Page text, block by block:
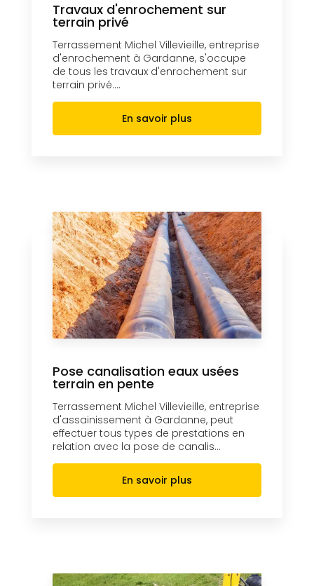
Travaux d'enrochement sur
terrain privé
Terrassement Michel Villevieille, entreprise
d'enrochement à Gardanne, s'occupe
de tous les travaux d'enrochement sur
terrain privé....
En savoir plus
Pose canalisation eaux usées
terrain en pente
Terrassement Michel Villevieille, entreprise
d'assainissement à Gardanne, peut
effectuer tous types de prestations en
relation avec la pose de canalis...
En savoir plus